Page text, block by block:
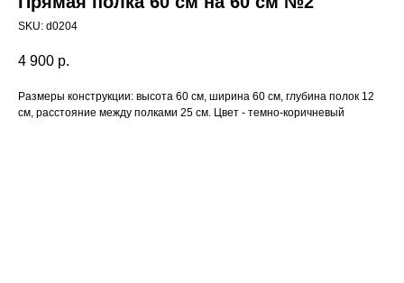
SKU: d0204
4 900 р.
Размеры конструкции: высота 60 см, ширина 60 см, глубина полок 12
см, расстояние между полками 25 см. Цвет - темно-коричневый